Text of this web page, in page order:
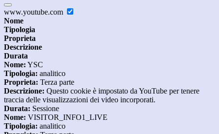
www.youtube.com
Nome
Tipologia
Proprieta
Descrizione
Durata
Nome: YSC
Tipologia: analitico
Proprieta: Terza parte
Descrizione: Questo cookie è impostato da YouTube per tenere
traccia delle visualizzazioni dei video incorporati.
Durata: Sessione
Nome: VISITOR_INFO1_LIVE
Tipologia: analitico